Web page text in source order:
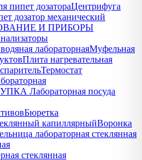
пипет дозатораЦентрифуга
дозатор механический
И ПРИБОРЫ
лабораторнаяМуфельная
Плита нагревательная
Термостат
Лабораторная посуда
Бюретка
капиллярныйВоронка
лабораторная стеклянная
стеклянная